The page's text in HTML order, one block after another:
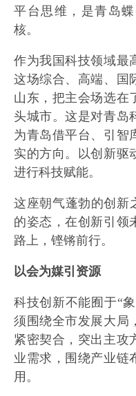
平台思维，是青岛
核。
作为我国科技领域最
这场综合、高端、国
山东，把主会场选在
头城市。这是对青岛
为青岛借平台、引智
实的方向。以创新驱
进行科技赋能。
这座朝气蓬勃的创新
的姿态，在创新引领
路上，铿锵前行。
以会为媒引资源
科技创新不能囿于“
须围绕全市发展大局
紧密契合，突出主攻
业需求，围绕产业链
用。